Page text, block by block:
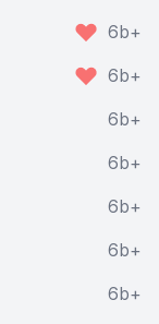
6b+
6b+
6b+
6b+
6b+
6b+
6b+